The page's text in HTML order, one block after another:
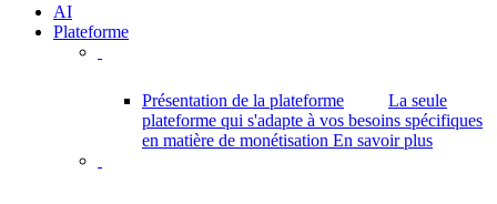
AI
Plateforme
Présentation de la plateforme
La seule
plateforme qui s'adapte à vos besoins spécifiques
en matière de monétisation En savoir plus